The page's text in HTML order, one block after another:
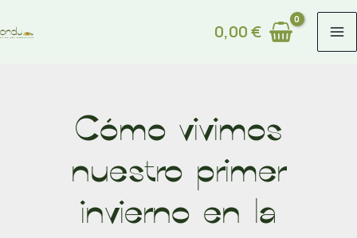
al
0,00€
Cómo vivimos
nuestro primer
invierno en la